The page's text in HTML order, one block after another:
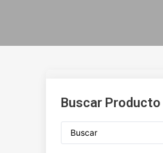
Buscar Producto